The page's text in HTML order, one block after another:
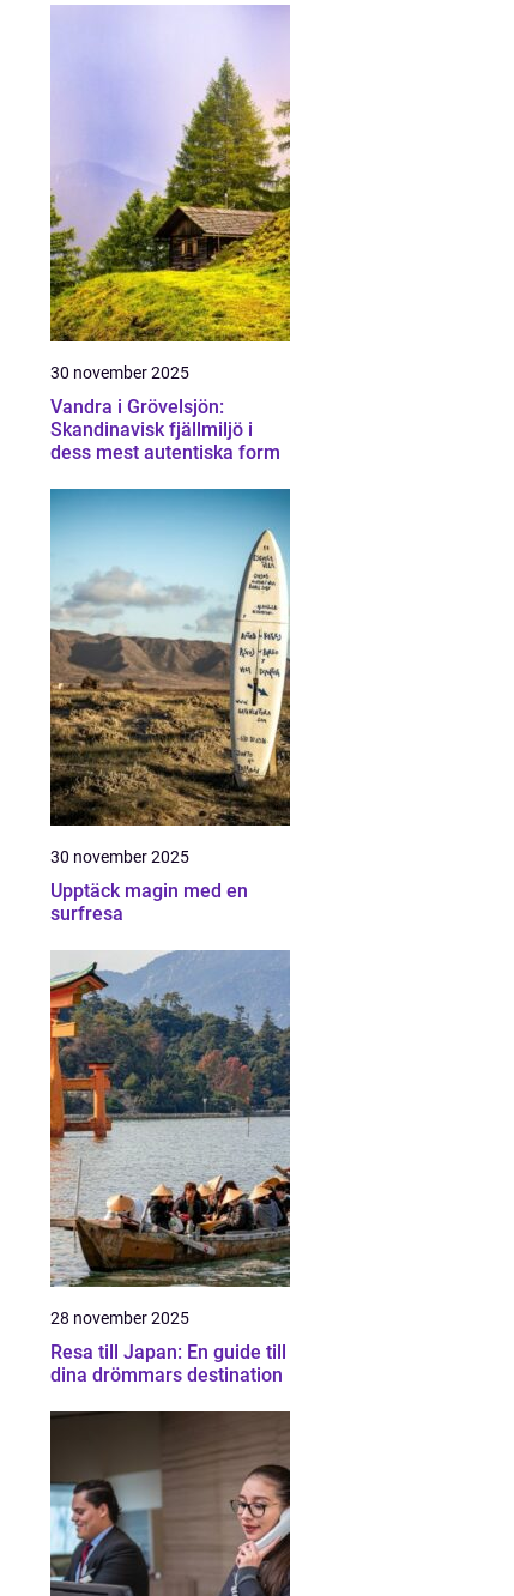
30 november 2025
Vandra i Grövelsjön:
Skandinavisk fjällmiljö i
dess mest autentiska form
30 november 2025
Upptäck magin med en
surfresa
28 november 2025
Resa till Japan: En guide till
dina drömmars destination